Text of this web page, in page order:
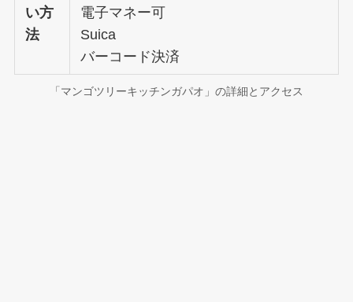
い方
法
電子マネー可
Suica
バーコード決済
「マンゴツリーキッチンガパオ」の詳細とアクセス